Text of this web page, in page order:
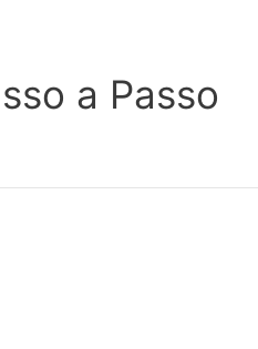
a Passo